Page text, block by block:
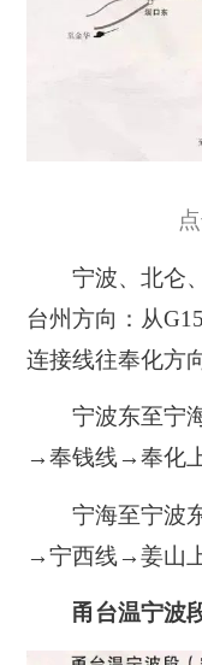
宁波、北仑、
台州方向：从
连接线往奉化方
宁波东至宁海
→奉钱线→奉化
宁海至宁波东
→宁西线→姜山
甬台温宁波段